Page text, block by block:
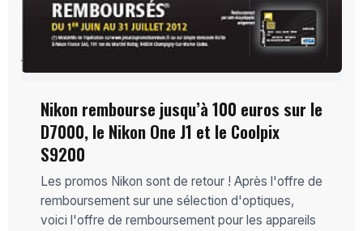
Nikon rembourse jusqu’à 100 euros sur le
D7000, le Nikon One J1 et le Coolpix
S9200
Les promos Nikon sont de retour ! Après l'offre de
remboursement sur une sélection d'optiques,
voici l'offre de remboursement pour les appareils